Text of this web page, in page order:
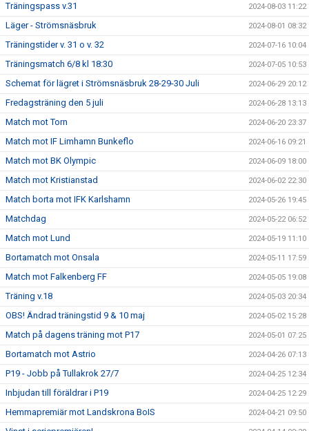
Träningspass v.31 2024-08-03 11:22
Läger - Strömsnäsbruk 2024-08-01 08:32
Träningstider v. 31 o v. 32 2024-07-16 10:04
Träningsmatch 6/8 kl 18:30 2024-07-05 10:53
Schemat för lägret i Strömsnäsbruk 28-29-30 Juli 2024-06-29 20:12
Fredagsträning den 5 juli 2024-06-28 13:13
Match mot Torn 2024-06-20 23:37
Match mot IF Limhamn Bunkeflo 2024-06-16 09:21
Match mot BK Olympic 2024-06-09 18:00
Match mot Kristianstad 2024-06-02 22:30
Match borta mot IFK Karlshamn 2024-05-26 19:45
Matchdag 2024-05-22 06:52
Match mot Lund 2024-05-19 11:10
Bortamatch mot Onsala 2024-05-11 17:59
Match mot Falkenberg FF 2024-05-05 19:08
Träning v.18 2024-05-03 20:34
OBS! Ändrad träningstid 9 & 10 maj 2024-05-02 15:28
Match på dagens träning mot P17 2024-05-01 07:25
Bortamatch mot Astrio 2024-04-26 07:13
P19 - Jobb på Tullakrok 27/7 2024-04-25 12:34
Inbjudan till föräldrar i P19 2024-04-25 12:29
Hemmapremiär mot Landskrona BoIS 2024-04-21 09:50